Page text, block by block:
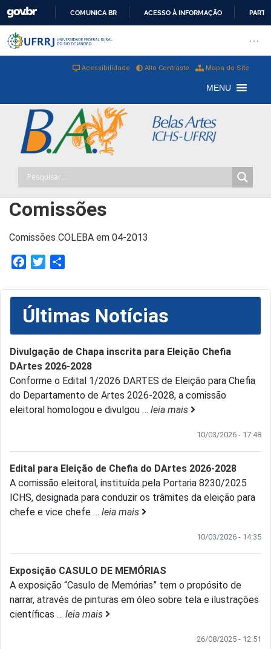
COMUNICA BR ACESSO À INFORMAÇÃO
Pular barra institucional
Barra institucional da
Mapa do Site
Alto Contraste
Acessibilidade
MENU
Comissões
Comissões COLEBA em 04-2013
FacebookTwitter
Últimas Notícias
Divulgação de Chapa inscrita para Eleição Chefia
DArtes 2026-2028
Conforme o Edital 1/2026 DARTES de Eleição para Chefia
do Departamento de Artes 2026-2028, a comissão
eleitoral homologou e divulgou … leia mais
10/03/2026 - 17:48
Edital para Eleição de Chefia do DArtes 2026-2028
A comissão eleitoral, instituída pela Portaria 8230/2025
ICHS, designada para conduzir os trâmites da eleição para
chefe e vice chefe … leia mais
10/03/2026 - 14:35
Exposição CASULO DE MEMÓRIAS
A exposição “Casulo de Memórias” tem o propósito de
narrar, através de pinturas em óleo sobre tela e ilustrações
científicas … leia mais
26/08/2025 - 12:51